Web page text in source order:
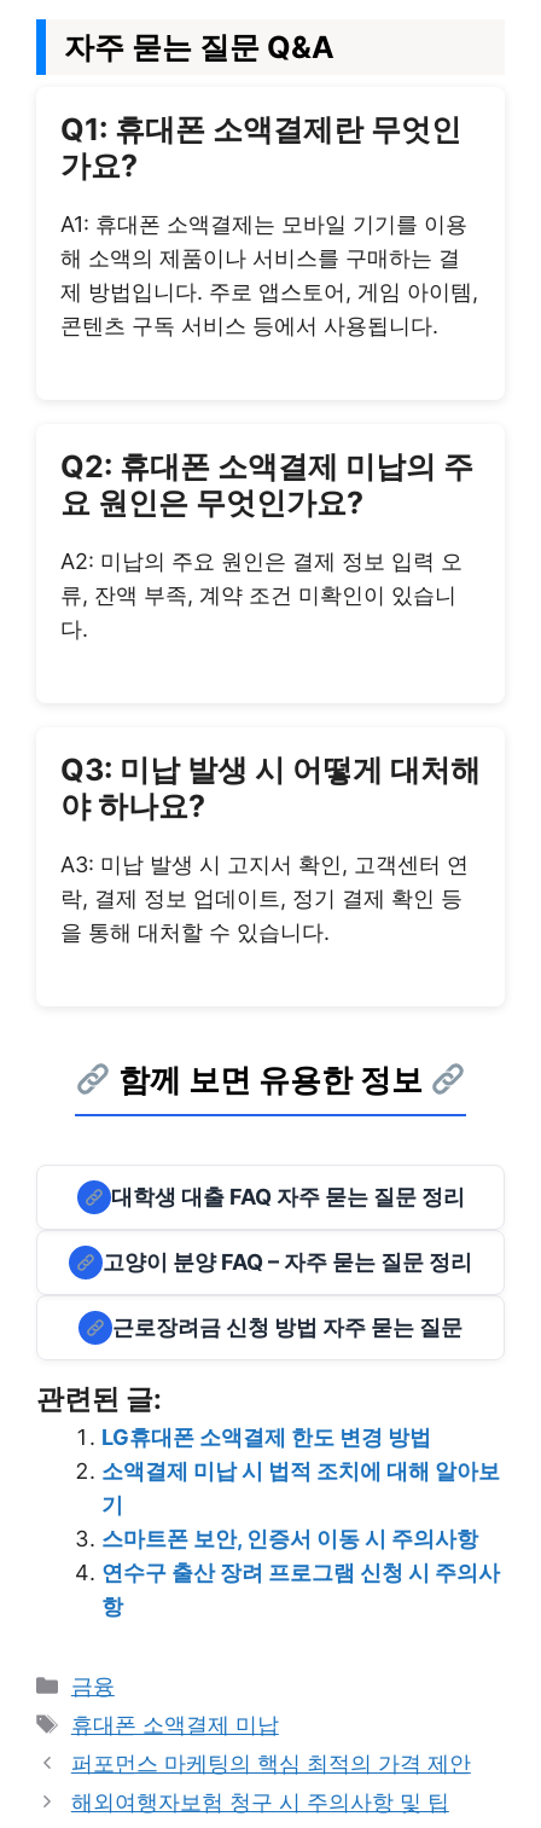
자주 묻는 질문 Q&A
Q1: 휴대폰 소액결제란 무엇인
가요?
A1: 휴대폰 소액결제는 모바일 기기를 이용
해 소액의 제품이나 서비스를 구매하는 결
제 방법입니다. 주로 앱스토어, 게임 아이템,
콘텐츠 구독 서비스 등에서 사용됩니다.
Q2: 휴대폰 소액결제 미납의 주
요 원인은 무엇인가요?
A2: 미납의 주요 원인은 결제 정보 입력 오
류, 잔액 부족, 계약 조건 미확인이 있습니
다.
Q3: 미납 발생 시 어떻게 대처해
야 하나요?
A3: 미납 발생 시 고지서 확인, 고객센터 연
락, 결제 정보 업데이트, 정기 결제 확인 등
을 통해 대처할 수 있습니다.
함께 보면 유용한 정보
대학생 대출 FAQ 자주 묻는 질문 정리
고양이 분양 FAQ – 자주 묻는 질문 정리
근로장려금 신청 방법 자주 묻는 질문
관련된 글:
LG휴대폰 소액결제 한도 변경 방법
소액결제 미납 시 법적 조치에 대해 알아보
기
스마트폰 보안, 인증서 이동 시 주의사항
연수구 출산 장려 프로그램 신청 시 주의사
항
Categories
금융
Tags
휴대폰 소액결제 미납
퍼포먼스 마케팅의 핵심 최적의 가격 제안
해외여행자보험 청구 시 주의사항 및 팁